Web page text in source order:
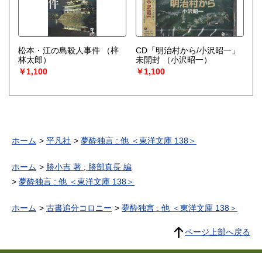
松本・江の島殺人事件
（梓
林太郎）
￥1,100
CD「明治村から/小沢昭一」
未開封
（小沢昭一）
￥1,100
ホーム 平凡社 夢酔独言 : 他 ＜東洋文庫 138＞
ホーム
勝小吉 著 ; 勝部真長 編
夢酔独言 : 他 ＜東洋文庫 138＞
ホーム 古書追分コロニー 夢酔独言 : 他 ＜東洋文庫 138＞
ページ上部へ戻る